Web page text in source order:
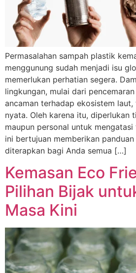
Permasalahan sampah plastik
menggunung sudah menjadi isu
memerlukan perhatian segera.
lingkungan, mulai dari
ancaman terhadap ekosistem laut,
nyata. Oleh karena itu, diperlukan
maupun personal untuk
ini bertujuan memberikan
diterapkan bagi Anda semua […]
Kemasan Eco
Pilihan Bijak
Masa Kini